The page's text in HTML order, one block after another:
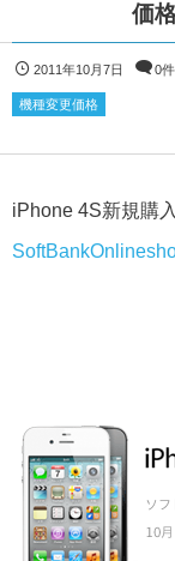
価
2011年10月7日 0件
機種変更価格
iPhone 4S新規購